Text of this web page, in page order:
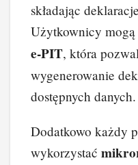
składając
Użytkownicy mogą
e-PIT, która
wygenerowanie
dostępnych danych.
Dodatkowo każdy
wykorzystać